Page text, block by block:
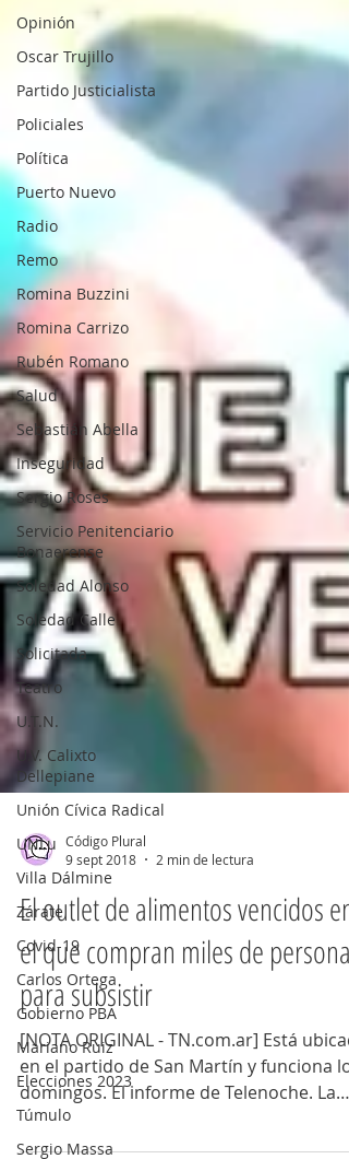
Opinión
Oscar Trujillo
Partido Justicialista
Policiales
Política
Puerto Nuevo
Radio
Remo
Romina Buzzini
Romina Carrizo
Rubén Romano
Salud
Sebastián Abella
Inseguridad
Sergio Roses
Servicio Penitenciario
Bonaerense
Soledad Alonso
Soledad Calle
Solicitada
Teatro
U.T.N.
U.V. Calixto
Dellepiane
Unión Cívica Radical
UNLu
Villa Dálmine
Zárate
Covid-19
Carlos Ortega
Gobierno PBA
Mariano Ruiz
Elecciones 2023
Túmulo
Sergio Massa
Código Plural
9 sept 2018
2 min de lectura
El outlet de alimentos vencidos en
el que compran miles de personas
para subsistir
[NOTA ORIGINAL - TN.com.ar] Está
en el partido de San Martín y funciona los